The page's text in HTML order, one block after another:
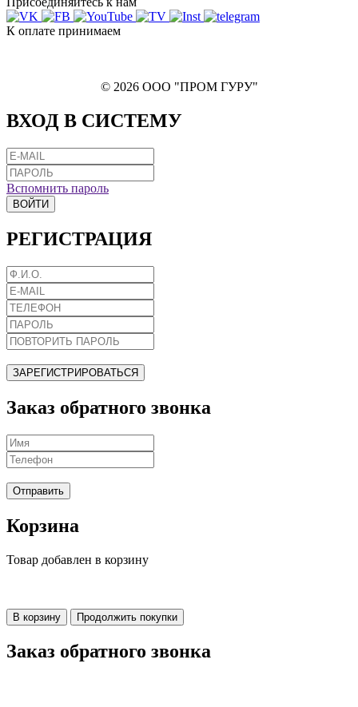
К оплате принимаем
© 2026 ООО "ПРОМ ГУРУ"
ВХОД В СИСТЕМУ
Вспомнить пароль
ВОЙТИ
РЕГИСТРАЦИЯ
ЗАРЕГИСТРИРОВАТЬСЯ
Заказ обратного звонка
Отправить
Корзина
Товар добавлен в корзину
В корзину Продолжить покупки
Заказ обратного звонка